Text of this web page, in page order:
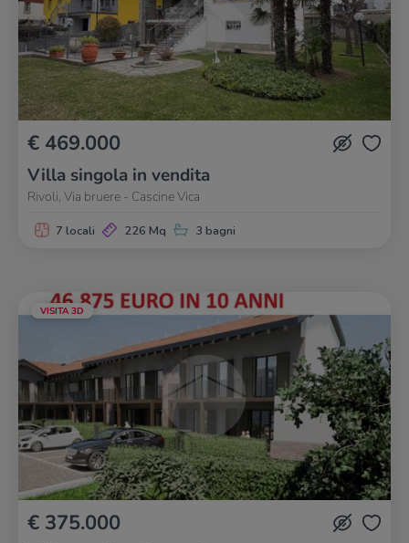
€ 469.000
Villa singola in vendita
Rivoli, Via bruere - Cascine Vica
7 locali 226 Mq 3 bagni
VISITA 3D
€ 375.000